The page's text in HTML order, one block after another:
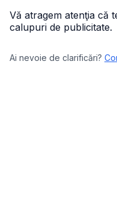
Vă atragem atenţia că
calupuri de publicitate.
Ai nevoie de clarificări?